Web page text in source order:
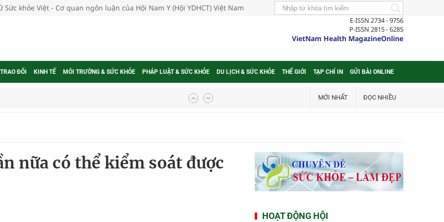
Sức khỏe Việt - Cơ quan ngôn luận của Hội Nam Y (Hội YDHCT) Việt Nam
E-ISSN 2734 - 9756
P-ISSN 2815 - 6285
VietNam Health MagazineOnline
ĐỔI KINH TẾ MÔI TRƯỜNG & SỨC KHỎE PHÁP LUẬT & SỨC KHỎE DU LỊCH & SỨC KHỎE THẾ GIỚI TẠP CHÍ IN GỬI BÀI ONLINE
thuốc
khám sàng lọc cho người dân
cực hiệu quả
gia
MỚI NHẤT ĐỌC NHIỀU
nữa có thể kiểm soát được
HOẠT ĐỘNG HỘI